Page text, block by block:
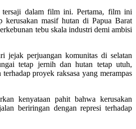
tersaji dalam film ini. Pertama, film ini
kerusakan masif hutan di Papua Barat
tebu skala industri demi ambisi
jejak perjuangan komunitas di selatan
tetap jernih dan hutan tetap utuh,
proyek raksasa yang merampas
kenyataan pahit bahwa kerusakan
beriringan dengan represi terhadap